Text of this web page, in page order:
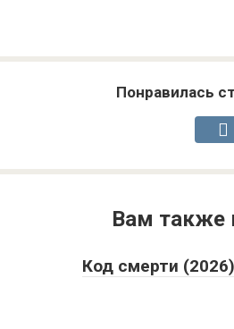
Понравилась
Вам также
Код смерти (2026)